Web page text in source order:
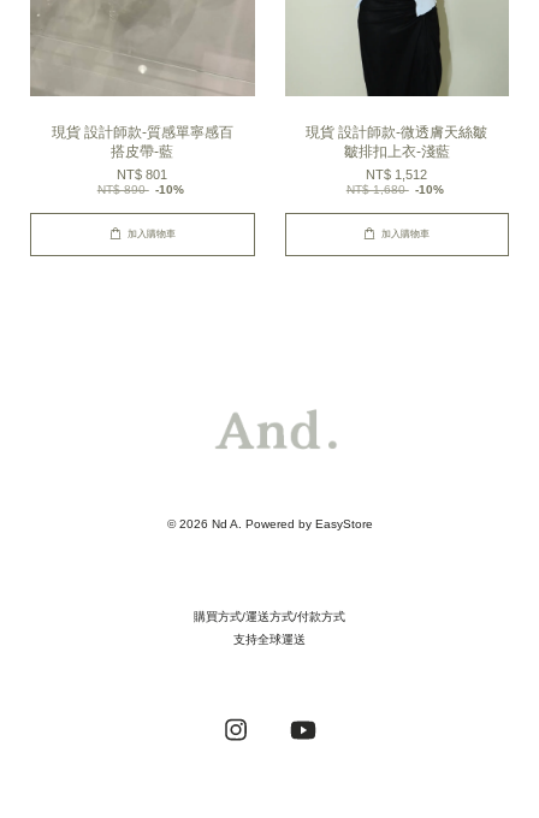
現貨 設計師款-質感單寧感百
搭皮帶-藍
NT$ 801
NT$ 890 -10%
加入購物車
現貨 設計師款-微透膚天絲皺
皺排扣上衣-淺藍
NT$ 1,512
NT$ 1,680 -10%
加入購物車
© 2026 Nd A. Powered by EasyStore
購買方式/運送方式/付款方式
支持全球運送
Instagram